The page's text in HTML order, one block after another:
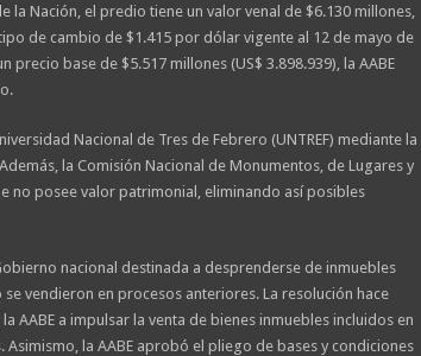
la Nación, el predio tiene un valor venal de $6.130 millones,
de cambio de $1.415 por dólar vigente al 12 de mayo de
precio base de $5.517 millones (US$ 3.898.939), la AABE
Nacional de Tres de Febrero (UNTREF) mediante la
la Comisión Nacional de Monumentos, de Lugares y
no posee valor patrimonial, eliminando así posibles
nacional destinada a desprenderse de inmuebles
vendieron en procesos anteriores. La resolución hace
AABE a impulsar la venta de bienes inmuebles incluidos en
la AABE aprobó el pliego de bases y condiciones